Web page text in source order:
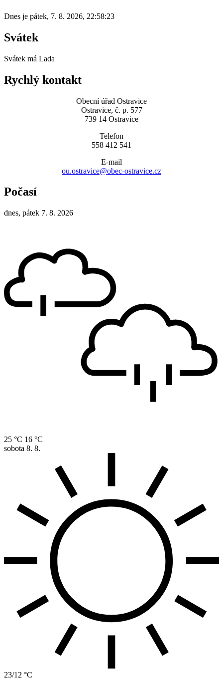
Dnes je pátek, 7. 8. 2026, 22:58:23
Svátek
Svátek má Lada
Rychlý kontakt
Obecní úřad Ostravice
Ostravice, č. p. 577
739 14 Ostravice
Telefon
558 412 541
E-mail
ou.ostravice@obec-ostravice.cz
Počasí
dnes, pátek 7. 8. 2026
25 °C 16 °C
sobota 8. 8.
23/12 °C